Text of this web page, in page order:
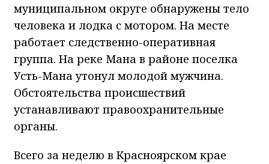
муниципальном округе обнаружены тело
человека и лодка с мотором. На месте
работает следственно-оперативная
группа. На реке Мана в районе поселка
Усть-Мана утонул молодой мужчина.
Обстоятельства происшествий
устанавливают правоохранительные
органы.
Всего за неделю в Красноярском крае